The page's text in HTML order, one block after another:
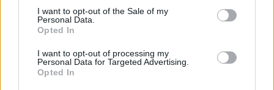
consent section.
I want to opt-out of the Sale of my
Personal Data.
Opted In
I want to opt-out of processing my
Personal Data for Targeted Advertising.
Opted In
REGGELI #RTL ÁBRAHÁM EDIT
HANGOSKÖNYV #SZINKRONIZÁLÁS NAGYMAMA